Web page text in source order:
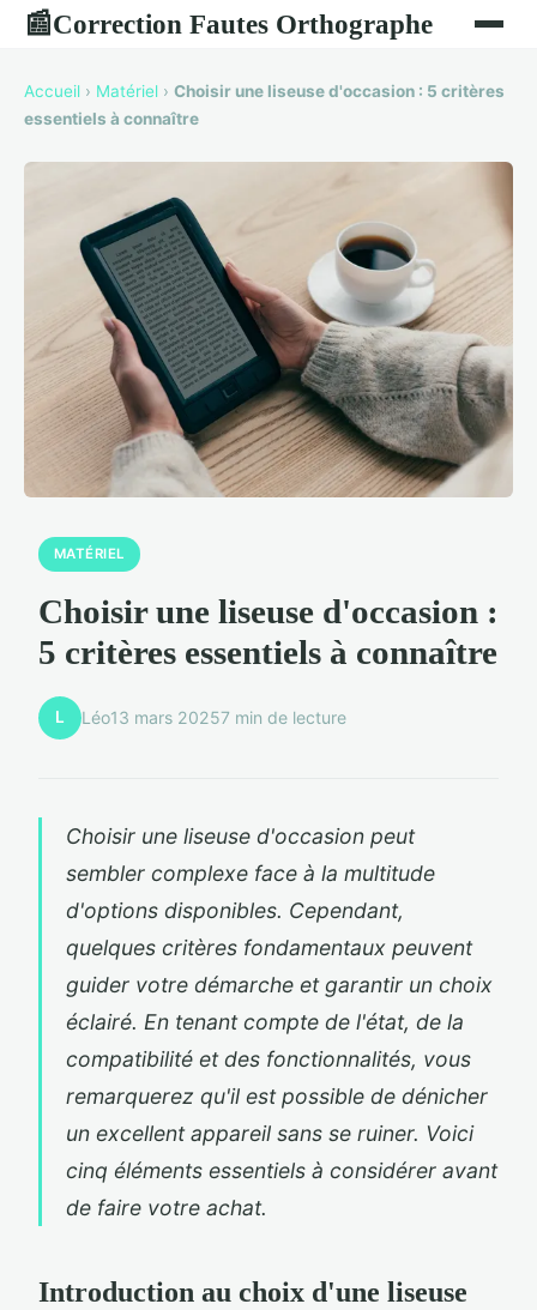
📰Correction Fautes Orthographe
Accueil › Matériel › Choisir une liseuse d'occasion : 5 critères
essentiels à connaître
MATÉRIEL
Choisir une liseuse d'occasion :
5 critères essentiels à connaître
L Léo13 mars 20257 min de lecture
Choisir une liseuse d'occasion peut
sembler complexe face à la multitude
d'options disponibles. Cependant,
quelques critères fondamentaux peuvent
guider votre démarche et garantir un choix
éclairé. En tenant compte de l'état, de la
compatibilité et des fonctionnalités, vous
remarquerez qu'il est possible de dénicher
un excellent appareil sans se ruiner. Voici
cinq éléments essentiels à considérer avant
de faire votre achat.
Introduction au choix d'une liseuse